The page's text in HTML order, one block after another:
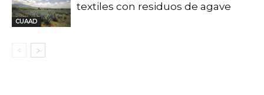
CUAAD
textiles con residuos de agave